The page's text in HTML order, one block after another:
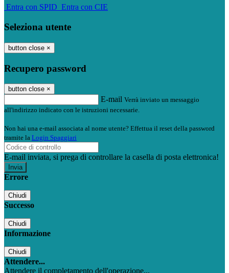
Entra con SPID Entra con CIE
Seleziona utente
button close ×
Recupero password
button close ×
E-mail Verrà inviato un messaggio
all'indirizzo indicato con le istruzioni necessarie.
Non hai una e-mail associata al nome utente? Effettua il reset della password
tramite la Login Spaggiari
E-mail inviata, si prega di controllare la casella di posta elettronica!
Errore
Chiudi
Successo
Chiudi
Informazione
Chiudi
Attendere...
Attendere il completamento dell'operazione...